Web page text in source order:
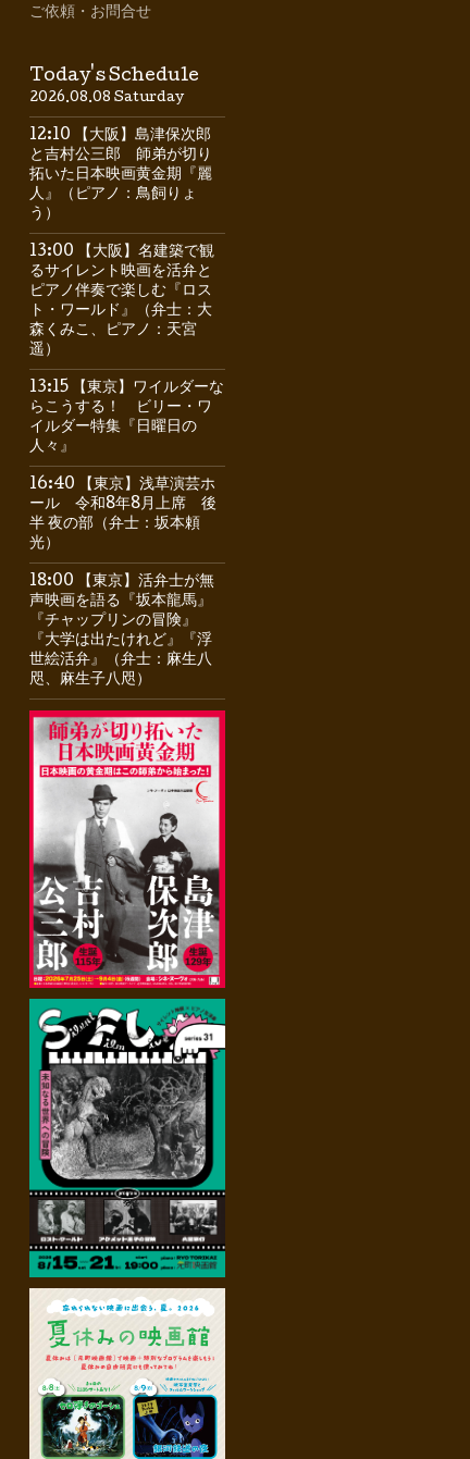
ご依頼・お問合せ
Today's Schedule
2026.08.08 Saturday
12:10 【大阪】島津保次郎
と吉村公三郎 師弟が切り
拓いた日本映画黄金期『麗
人』（ピアノ：鳥飼りょ
う）
13:00 【大阪】名建築で観
るサイレント映画を活弁と
ピアノ伴奏で楽しむ『ロス
ト・ワールド』（弁士：大
森くみこ、ピアノ：天宮
遥）
13:15 【東京】ワイルダーな
らこうする！ ビリー・ワ
イルダー特集『日曜日の
人々』
16:40 【東京】浅草演芸ホ
ール 令和8年8月上席 後
半 夜の部（弁士：坂本頼
光）
18:00 【東京】活弁士が無
声映画を語る『坂本龍馬』
『チャップリンの冒険』
『大学は出たけれど』『浮
世絵活弁』（弁士：麻生八
咫、麻生子八咫）